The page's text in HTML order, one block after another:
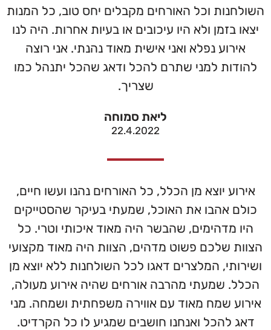
השולחנות וכל האורחים מקבלים יחס טוב, כל המנות
יצאו בזמן ולא היו עיכובים או בעיות אחרות. היה לנו
אירוע נפלא ואני אישית מאוד נהנתי. אני רוצה
להודות למני שתרם להכל ודאג שהכל יתנהל כמו
שצריך.
ליאת סמוחה
22.4.2022
אירוע יוצא מן הכלל, כל האורחים נהנו ועשו חיים,
כולם אהבו את האוכל, שמעתי בעיקר שהסטייקים
היו מדהימים, שהבשר היה מאוד איכותי וטרי. כל
הצוות שלכם פשוט מדהים, הצוות היה מאוד מקצועי
ושירותי, המלצרים דאגו לכל השולחנות ללא יוצא מן
הכלל. שמעתי מהרבה אורחים שהיה אירוע מעולה,
אירוע שמח מאוד עם אווירה משפחתית ושמחה. מני
דאג להכל ואנחנו חושבים שמגיע לו כל הקרדיט.